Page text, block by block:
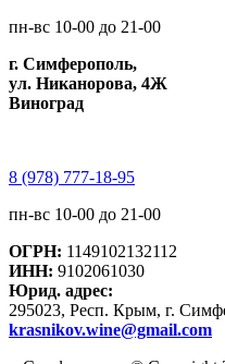
пн-вс 10-00 до 21-00
г. Симферополь,
ул. Никанорова, 4Ж
Виноград
8 (978) 777-18-95
пн-вс 10-00 до 21-00
ОГРН: 1149102132112
ИНН: 9102061030
Юрид. адрес:
295023, Респ. Крым, г.
krasnikov.wine@gmail.com